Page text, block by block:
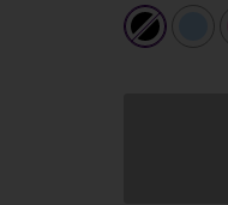
must